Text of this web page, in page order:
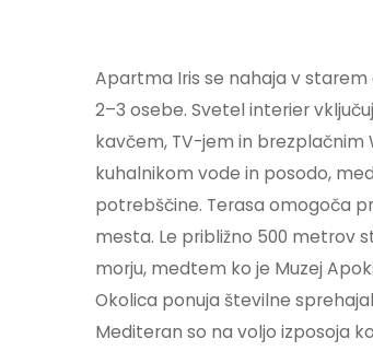
Apartma Iris se nahaja v
2–3 osebe. Svetel interier
kavčem, TV-jem in brezplačnim
kuhalnikom vode in posodo,
potrebščine. Terasa omogoča
mesta. Le približno 500 metrov
morju, medtem ko je Muzej
Okolica ponuja številne
Mediteran so na voljo izposoja